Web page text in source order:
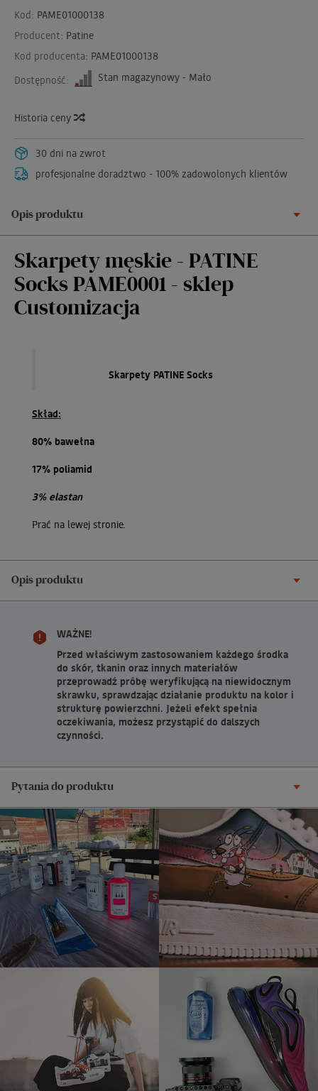
Kod: PAME01000138
Producent: Patine
Kod producenta: PAME01000138
Dostępność:
Stan magazynowy - Mało
Historia ceny
30 dni na zwrot
profesjonalne doradztwo - 100% zadowolonych klientów
Opis produktu
Skarpety męskie - PATINE
Socks PAME0001 - sklep
Customizacja
Skarpety PATINE Socks
Skład:
80% bawełna
17% poliamid
3% elastan
Prać na lewej stronie.
Opis produktu
WAŻNE!
Przed właściwym zastosowaniem każdego środka
do skór, tkanin oraz innych materiałów
przeprowadź próbę weryfikującą na niewidocznym
skrawku, sprawdzając działanie produktu na kolor i
strukturę powierzchni. Jeżeli efekt spełnia
oczekiwania, możesz przystąpić do dalszych
czynności.
Pytania do produktu